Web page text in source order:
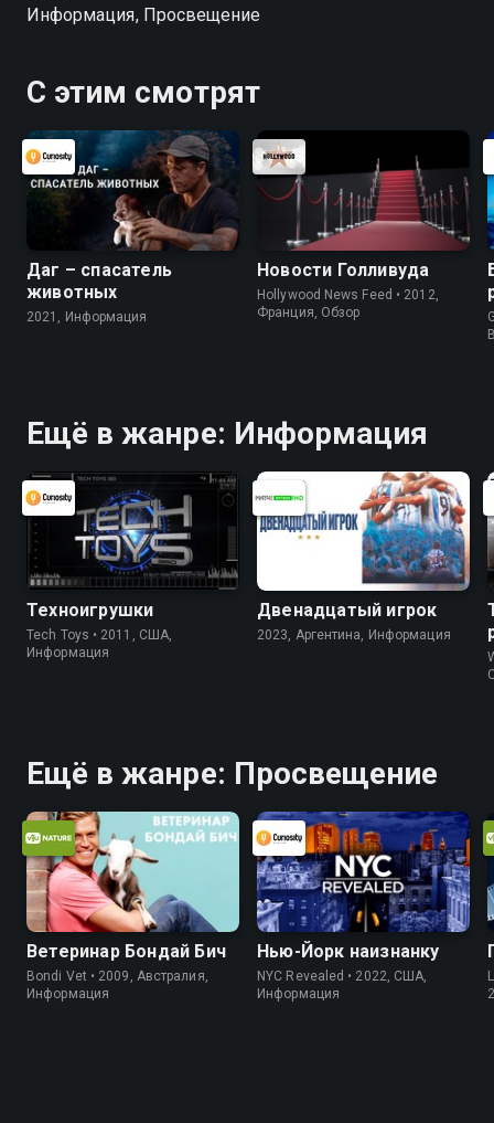
Информация, Просвещение
С этим смотрят
Даг – спасатель
животных
2021, Информация
Новости Голливуда
Hollywood News Feed • 2012,
Франция, Обзор
Ещё в жанре: Информация
Техноигрушки
Tech Toys • 2011, США,
Информация
Двенадцатый игрок
2023, Аргентина, Информация
Ещё в жанре: Просвещение
Ветеринар Бондай Бич
Bondi Vet • 2009, Австралия,
Информация
Нью-Йорк наизнанку
NYC Revealed • 2022, США,
Информация